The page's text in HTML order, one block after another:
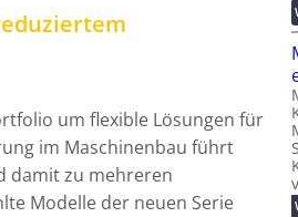
um flexible Lösungen für
im Maschinenbau führt
damit zu mehreren
Modelle der neuen Serie